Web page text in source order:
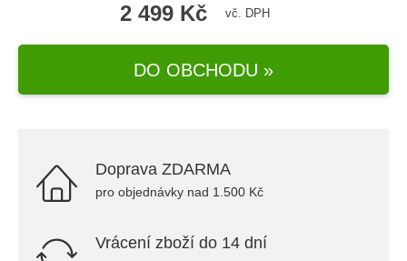
2 499 Kč vč. DPH
DO OBCHODU »
Doprava ZDARMA
pro objednávky nad 1.500 Kč
Vrácení zboží do 14 dní